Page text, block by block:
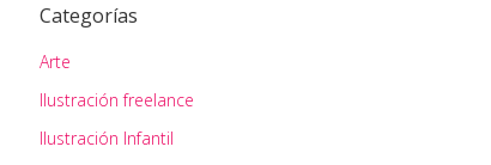
Categorías
Arte
Ilustración freelance
Ilustración Infantil